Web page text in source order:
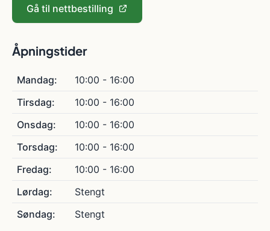
Gå til nettbestilling
Åpningstider
Mandag:
10:00 - 16:00
Tirsdag:
10:00 - 16:00
Onsdag:
10:00 - 16:00
Torsdag:
10:00 - 16:00
Fredag:
10:00 - 16:00
Lørdag:
Stengt
Søndag:
Stengt